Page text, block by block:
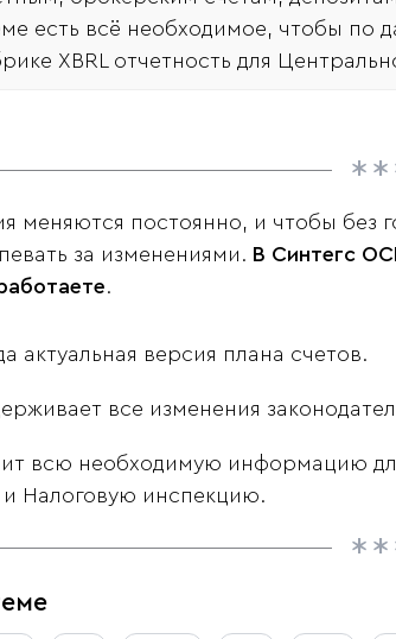
есть всё необходимое, чтобы по
XBRL отчетность для
меняются постоянно, и чтобы без
за изменениями. В Синтегс
.
актуальная версия плана счетов.
все изменения
всю необходимую информацию
и Налоговую инспекцию.